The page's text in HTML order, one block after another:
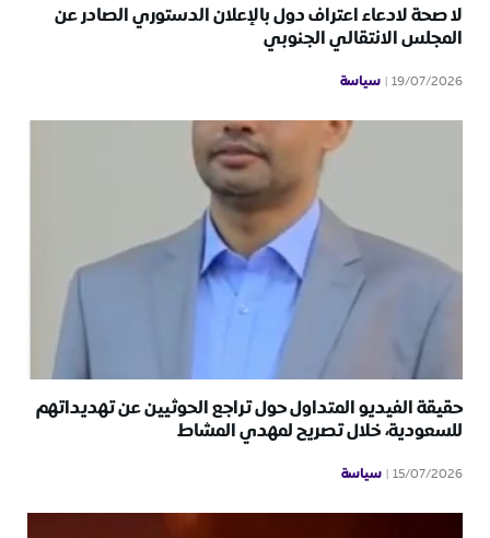
لا صحة لادعاء اعتراف دول بالإعلان الدستوري الصادر عن
المجلس الانتقالي الجنوبي
19/07/2026 سياسة
حقيقة الفيديو المتداول حول تراجع الحوثيين عن تهديداتهم
للسعودية، خلال تصريح لمهدي المشاط
15/07/2026 سياسة